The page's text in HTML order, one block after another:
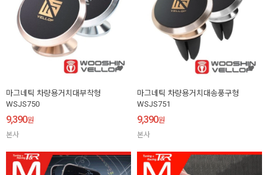
마그네틱 차량용거치대부착형
WSJS750
9,390원
본사
마그네틱 차량용거치대송풍구형
WSJS751
9,390원
본사